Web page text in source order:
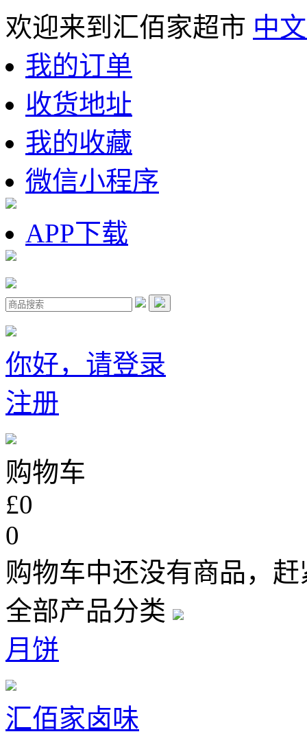
欢迎来到汇佰家超市 中
我的订单
收货地址
我的收藏
微信小程序
APP下载
你好，请登录
注册
购物车
£0
0
购物车中还没有商品，
全部产品分类
月饼
汇佰家卤味